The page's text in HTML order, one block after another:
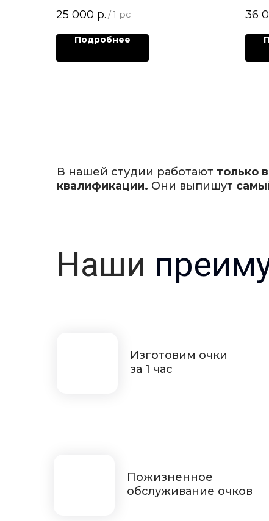
25 000 р. /1 pc
Подробнее
36
В нашей студии работают только
квалификации. Они выпишут
Наши
Изготовим очки
за 1 час
Пожизненное
обслуживание очков